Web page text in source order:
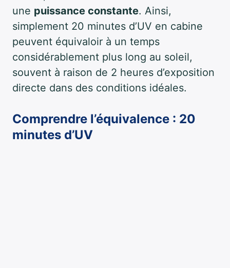
une puissance constante. Ainsi,
simplement 20 minutes d’UV en cabine
peuvent équivaloir à un temps
considérablement plus long au soleil,
souvent à raison de 2 heures d’exposition
directe dans des conditions idéales.
Comprendre l’équivalence : 20
minutes d’UV